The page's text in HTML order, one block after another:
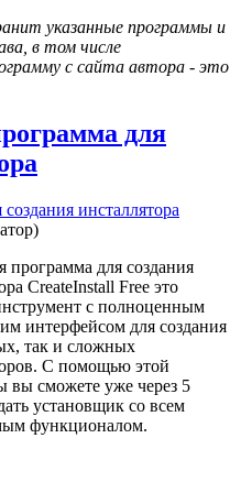
указанные программы и
в том числе
с сайта автора - это
для
инсталлятора
программа для создания
CreateInstall Free это
с полноценным
интерфейсом для создания
так и сложных
С помощью этой
вы сможете уже через 5
установщик со всем
функционалом.